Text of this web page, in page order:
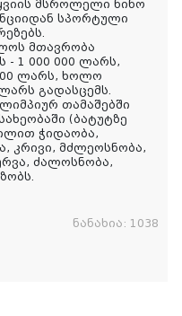
მსროლელი ნინო
სპორტული
მთავრობა
1 000 000 ლარს,
ლარს, ხოლო
გადასცემს.
თამაშებში
(ბატუტზე
ჭიდაობა,
კრივი, მძლეოსნობა,
ძალოსნობა,
ნანახია: 1038